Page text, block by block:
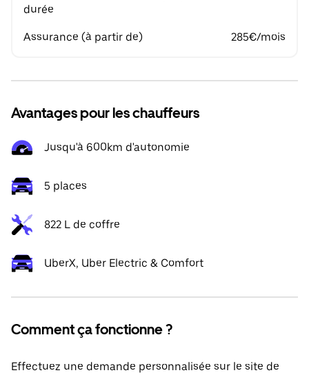
durée
Assurance (à partir de) 285€/mois
Avantages pour les chauffeurs
Jusqu'à 600km d'autonomie
5 places
822 L de coffre
UberX, Uber Electric & Comfort
Comment ça fonctionne ?
Effectuez une demande personnalisée sur le site de